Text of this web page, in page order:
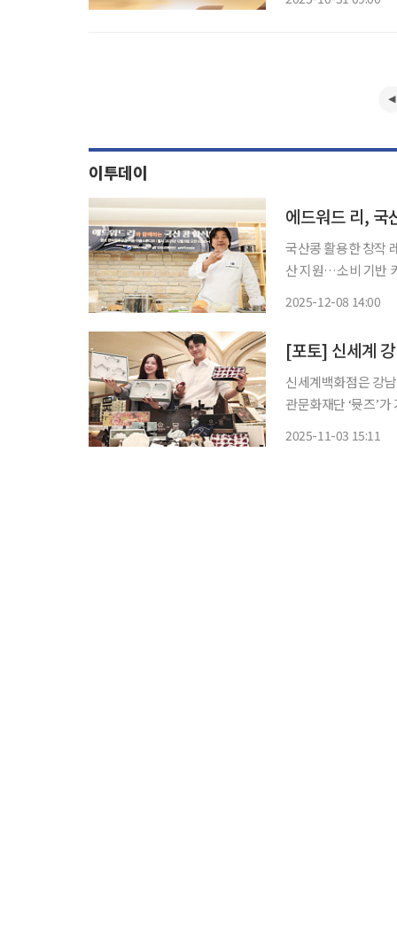
이투데이
에드워드 리, 국
국산콩 활용한 창작
산 지원…소비 기반 키운다” 국산 콩이 글로벌 무대 경험을 지닌
2025-12-08 14:00
[포토] 신세계
신세계백화점은 강
관문화재단 ‘뮷즈’
2025-11-03 15:11